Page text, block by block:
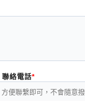
聯絡電話